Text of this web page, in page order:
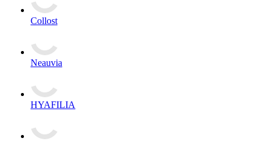
Collost
Neauvia
HYAFILIA